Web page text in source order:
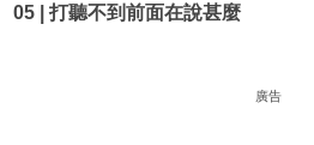
05 | 打聽不到前面在說甚麼
廣告